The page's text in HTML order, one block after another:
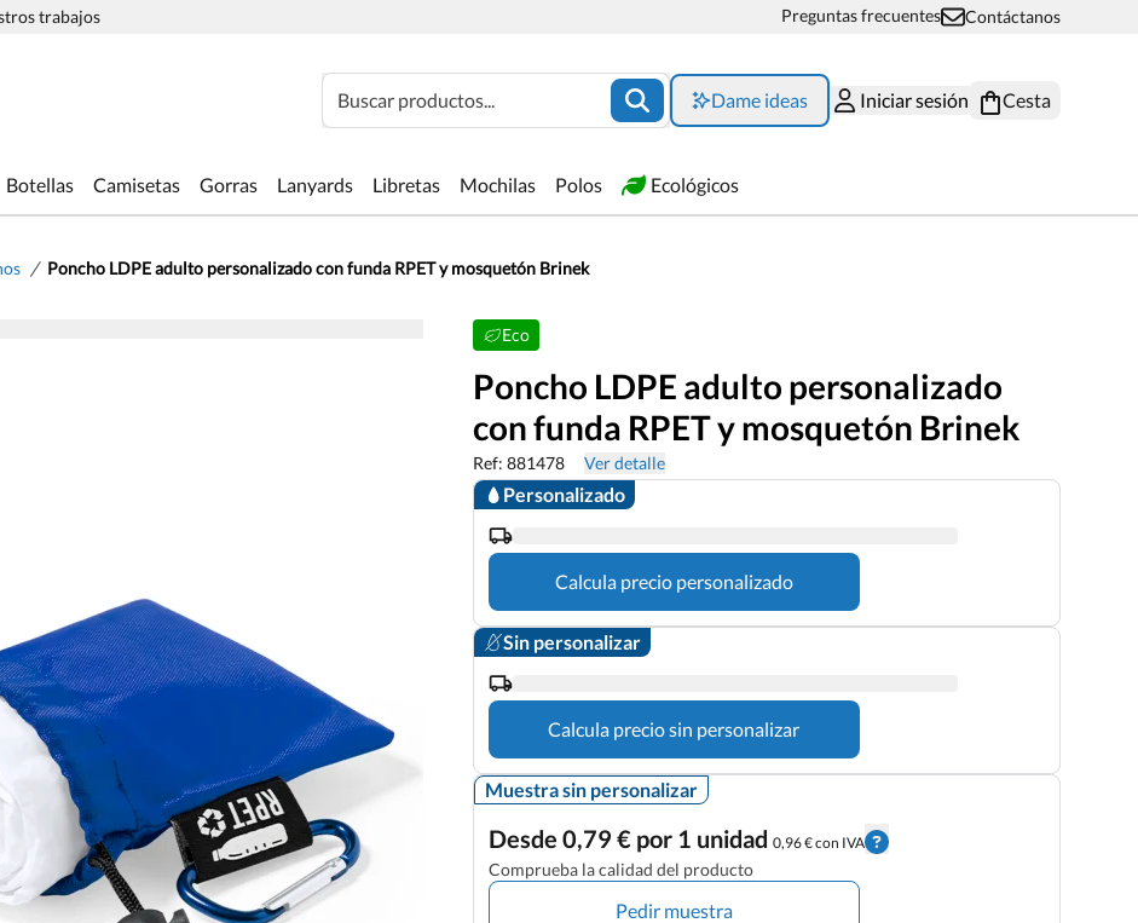
trabajos Preguntas frecuentes Contáctanos
Buscar productos... Dame ideas Iniciar sesión Cesta
Botellas Camisetas Gorras Lanyards Libretas Mochilas Polos Ecológicos
/ Poncho LDPE adulto personalizado con funda RPET y mosquetón Brinek
Eco
Poncho LDPE adulto personalizado
con funda RPET y mosquetón Brinek
Ref: 881478 Ver detalle
Personalizado
Calcula precio personalizado
Sin personalizar
Calcula precio sin personalizar
Muestra sin personalizar
Desde 0,79 € por 1 unidad 0,96 € con IVA
Comprueba la calidad del producto
Pedir muestra